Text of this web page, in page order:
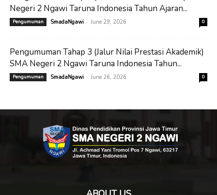
Negeri 2 Ngawi Taruna Indonesia Tahun Ajaran...
Pengumuman SmadaNgawi - June 29, 2026 0
Pengumuman Tahap 3 (Jalur Nilai Prestasi Akademik)
SMA Negeri 2 Ngawi Taruna Indonesia Tahun...
Pengumuman SmadaNgawi - June 26, 2026 0